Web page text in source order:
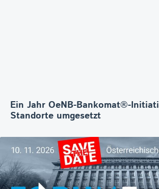
Ein Jahr OeNB-Bankomat®-
Standorte umgesetzt